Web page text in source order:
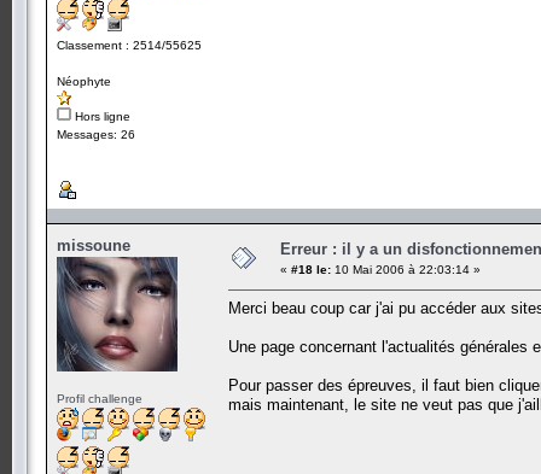
Classement : 2514/55625
Néophyte
Hors ligne
Messages: 26
missoune
Profil challenge
Erreur : il y a un
« #18 le: 10 Mai 2006 à 22:03:14 »
Merci beau coup car j'ai pu accéder aux
Une page concernant l'actualités générales
Pour passer des épreuves, il faut bien
mais maintenant, le site ne veut pas que